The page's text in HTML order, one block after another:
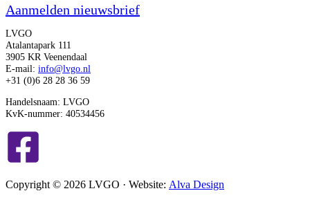
Aanmelden nieuwsbrief
LVGO
Atalantapark 111
3905 KR Veenendaal
E-mail: info@lvgo.nl
+31 (0)6 28 28 36 59
Handelsnaam: LVGO
KvK-nummer: 40534456
Copyright © 2026 LVGO · Website: Alva Design